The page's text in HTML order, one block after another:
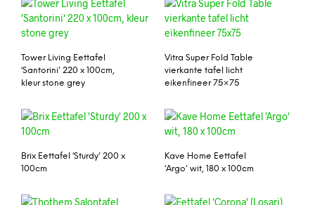
Tower Living Eettafel
‘Santorini’ 220 x 100cm,
kleur stone grey
Vitra Super Fold Table
vierkante tafel licht
eikenfineer 75×75
Brix Eettafel ‘Sturdy’ 200 x
100cm
Kave Home Eettafel
‘Argo’ wit, 180 x 100cm